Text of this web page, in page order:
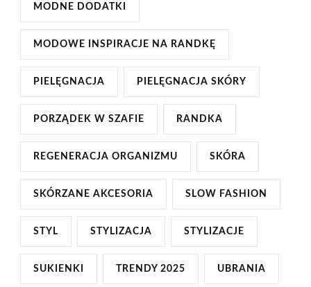
MODNE DODATKI
MODOWE INSPIRACJE NA RANDKĘ
PIELĘGNACJA PIELĘGNACJA SKÓRY
PORZĄDEK W SZAFIE RANDKA
REGENERACJA ORGANIZMU SKÓRA
SKÓRZANE AKCESORIA SLOW FASHION
STYL STYLIZACJA STYLIZACJE
SUKIENKI TRENDY 2025 UBRANIA